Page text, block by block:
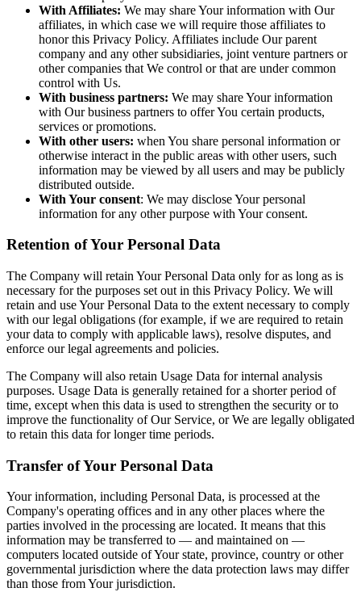
With Affiliates: We may share Your information with Our
affiliates, in which case we will require those affiliates to
honor this Privacy Policy. Affiliates include Our parent
company and any other subsidiaries, joint venture partners or
other companies that We control or that are under common
control with Us.
With business partners: We may share Your information
with Our business partners to offer You certain products,
services or promotions.
With other users: when You share personal information or
otherwise interact in the public areas with other users, such
information may be viewed by all users and may be publicly
distributed outside.
With Your consent: We may disclose Your personal
information for any other purpose with Your consent.
Retention of Your Personal Data
The Company will retain Your Personal Data only for as long as is
necessary for the purposes set out in this Privacy Policy. We will
retain and use Your Personal Data to the extent necessary to comply
with our legal obligations (for example, if we are required to retain
your data to comply with applicable laws), resolve disputes, and
enforce our legal agreements and policies.
The Company will also retain Usage Data for internal analysis
purposes. Usage Data is generally retained for a shorter period of
time, except when this data is used to strengthen the security or to
improve the functionality of Our Service, or We are legally obligated
to retain this data for longer time periods.
Transfer of Your Personal Data
Your information, including Personal Data, is processed at the
Company's operating offices and in any other places where the
parties involved in the processing are located. It means that this
information may be transferred to — and maintained on —
computers located outside of Your state, province, country or other
governmental jurisdiction where the data protection laws may differ
than those from Your jurisdiction.